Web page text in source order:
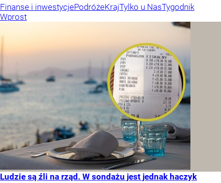
Finanse i inwestycjePodróżeKrajTylko u NasTygodnik
Wprost
Ludzie są źli na rząd. W sondażu jest jednak haczyk